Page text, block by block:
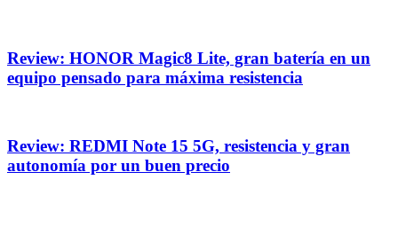
Review: HONOR Magic8 Lite, gran batería en un
equipo pensado para máxima resistencia
Review: REDMI Note 15 5G, resistencia y gran
autonomía por un buen precio